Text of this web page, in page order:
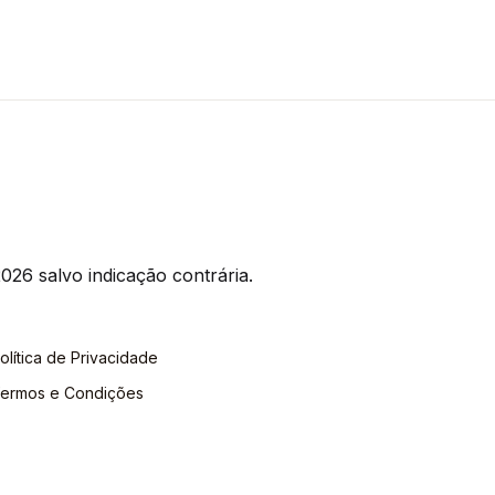
salvo indicação contrária.
de Privacidade
e Condições